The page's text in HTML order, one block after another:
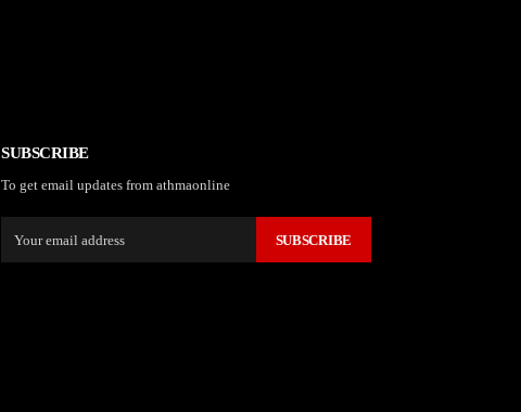
SUBSCRIBE
To get email updates from athmaonline
SUBSCRIBE